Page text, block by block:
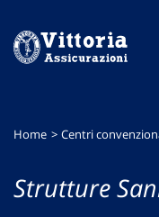
menu
contenuto
footer
Home Centri
Strutture